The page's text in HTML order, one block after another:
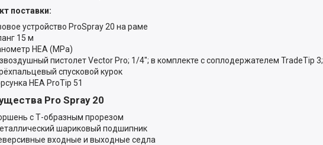
поставки:
устройство ProSpray 20 на раме
15 м
HEA (MPa)
пистолет Vector Pro; 1/4"; в комплекте с соплодержателем TradeTip 3;
спусковой курок
HEA ProTip 51
Pro Spray 20
с Т-образным прорезом
шариковый подшипник
входные и выходные седла